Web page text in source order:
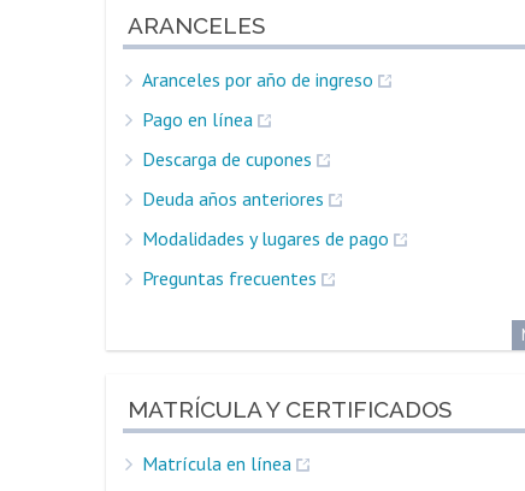
ARANCELES
Aranceles por año de ingreso
Pago en línea
Descarga de cupones
Deuda años anteriores
Modalidades y lugares de pago
Preguntas frecuentes
MATRÍCULA Y CERTIFICADOS
Matrícula en línea